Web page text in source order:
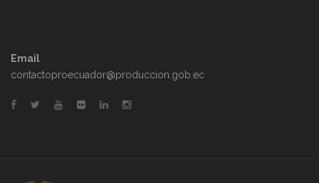
Email
contactoproecuador@produccion.gob.ec